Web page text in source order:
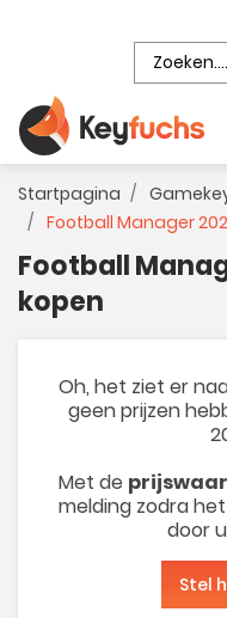
Startpagina
Football Manager
Football
kopen
Oh, het ziet er
geen prijzen
Met de
melding zodra
door
Stel